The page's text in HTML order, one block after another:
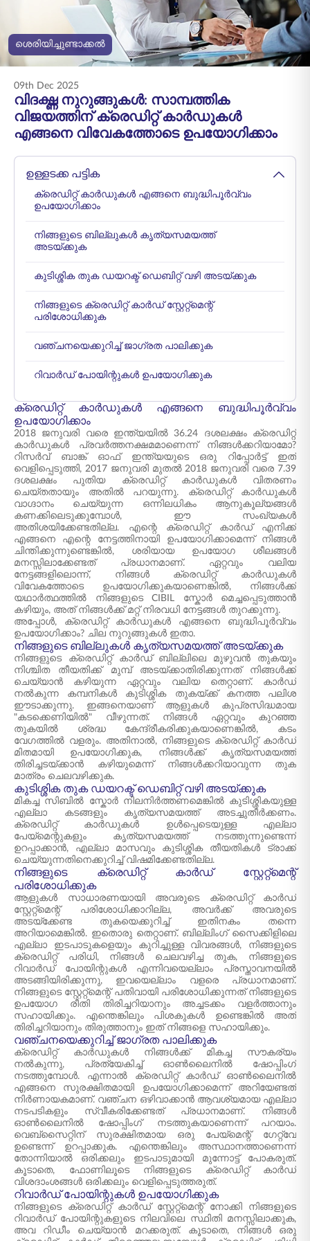
ഓൺലൈനായി
വാങ്ങുക
പ്രീമിയം അടയ്ക്കുക
ശെരിയിച്ചുണ്ടാക്കൽ
09th Dec 2025
വിദഗ്ദ്ധ നുറുങ്ങുകൾ: സാമ്പത്തിക
വിജയത്തിന് ക്രെഡിറ്റ് കാർഡുകൾ
എങ്ങനെ വിവേകത്തോടെ ഉപയോഗിക്കാം
ഉള്ളടക്ക പട്ടിക
ക്രെഡിറ്റ് കാർഡുകൾ എങ്ങനെ ബുദ്ധിപൂർവ്വം
ഉപയോഗിക്കാം
നിങ്ങളുടെ ബില്ലുകൾ കൃത്യസമയത്ത്
അടയ്ക്കുക
കുടിശ്ശിക തുക ഡയറക്ട് ഡെബിറ്റ് വഴി അടയ്ക്കുക
നിങ്ങളുടെ ക്രെഡിറ്റ് കാർഡ് സ്റ്റേറ്റ്മെന്റ്
പരിശോധിക്കുക
വഞ്ചനയെക്കുറിച്ച് ജാഗ്രത പാലിക്കുക
റിവാർഡ് പോയിന്റുകൾ ഉപയോഗിക്കുക
ക്രെഡിറ്റ് കാർഡുകൾ എങ്ങനെ ബുദ്ധിപൂർവ്വം
ഉപയോഗിക്കാം
2018 ജനുവരി വരെ ഇന്ത്യയിൽ 36.24 ദശലക്ഷം ക്രെഡിറ്റ്
കാർഡുകൾ പ്രവർത്തനക്ഷമമാണെന്ന് നിങ്ങൾക്കറിയാമോ?
റിസർവ് ബാങ്ക് ഓഫ് ഇന്ത്യയുടെ ഒരു റിപ്പോർട്ട് ഇത്
വെളിപ്പെടുത്തി, 2017 ജനുവരി മുതൽ 2018 ജനുവരി വരെ 7.39
ദശലക്ഷം പുതിയ ക്രെഡിറ്റ് കാർഡുകൾ വിതരണം
ചെയ്തതായും അതിൽ പറയുന്നു. ക്രെഡിറ്റ് കാർഡുകൾ
വാഗ്ദാനം ചെയ്യുന്ന ഒന്നിലധികം ആനുകൂല്യങ്ങൾ
കണക്കിലെടുക്കുമ്പോൾ, ഈ സംഖ്യകൾ
അതിശയിക്കേണ്ടതില്ല. എന്റെ ക്രെഡിറ്റ് കാർഡ് എനിക്ക്
എങ്ങനെ എന്റെ നേട്ടത്തിനായി ഉപയോഗിക്കാമെന്ന് നിങ്ങൾ
ചിന്തിക്കുന്നുണ്ടെങ്കിൽ, ശരിയായ ഉപയോഗ ശീലങ്ങൾ
മനസ്സിലാക്കേണ്ടത് പ്രധാനമാണ്. ഏറ്റവും വലിയ
നേട്ടങ്ങളിലൊന്ന്, നിങ്ങൾ ക്രെഡിറ്റ് കാർഡുകൾ
വിവേകത്തോടെ ഉപയോഗിക്കുകയാണെങ്കിൽ, നിങ്ങൾക്ക്
യഥാർത്ഥത്തിൽ നിങ്ങളുടെ CIBIL സ്കോർ മെച്ചപ്പെടുത്താൻ
കഴിയും, അത് നിങ്ങൾക്ക് മറ്റ് നിരവധി നേട്ടങ്ങൾ തുറക്കുന്നു.
അപ്പോൾ, ക്രെഡിറ്റ് കാർഡുകൾ എങ്ങനെ ബുദ്ധിപൂർവ്വം
ഉപയോഗിക്കാം? ചില നുറുങ്ങുകൾ ഇതാ.
നിങ്ങളുടെ ബില്ലുകൾ കൃത്യസമയത്ത് അടയ്ക്കുക
നിങ്ങളുടെ ക്രെഡിറ്റ് കാർഡ് ബില്ലിലെ മുഴുവൻ തുകയും
നിശ്ചിത തീയതിക്ക് മുമ്പ് അടയ്ക്കാതിരിക്കുന്നത് നിങ്ങൾക്ക്
ചെയ്യാൻ കഴിയുന്ന ഏറ്റവും വലിയ തെറ്റാണ്. കാർഡ്
നൽകുന്ന കമ്പനികൾ കുടിശ്ശിക തുകയ്ക്ക് കനത്ത പലിശ
ഈടാക്കുന്നു. ഇങ്ങനെയാണ് ആളുകൾ കുപ്രസിദ്ധമായ
"കടക്കെണിയിൽ" വീഴുന്നത്. നിങ്ങൾ ഏറ്റവും കുറഞ്ഞ
തുകയിൽ ശ്രദ്ധ കേന്ദ്രീകരിക്കുകയാണെങ്കിൽ, കടം
വേഗത്തിൽ വളരും. അതിനാൽ, നിങ്ങളുടെ ക്രെഡിറ്റ് കാർഡ്
മിതമായി ഉപയോഗിക്കുക, നിങ്ങൾക്ക് കൃത്യസമയത്ത്
തിരിച്ചടയ്ക്കാൻ കഴിയുമെന്ന് നിങ്ങൾക്കറിയാവുന്ന തുക
മാത്രം ചെലവഴിക്കുക.
കുടിശ്ശിക തുക ഡയറക്ട് ഡെബിറ്റ് വഴി അടയ്ക്കുക
മികച്ച സിബിൽ സ്കോർ നിലനിർത്തണമെങ്കിൽ കുടിശ്ശികയുള്ള
എല്ലാ കടങ്ങളും കൃത്യസമയത്ത് അടച്ചുതീർക്കണം.
ക്രെഡിറ്റ് കാർഡുകൾ ഉൾപ്പെടെയുള്ള എല്ലാ
പേയ്‌മെന്റുകളും കൃത്യസമയത്ത് നടത്തുന്നുണ്ടെന്ന്
ഉറപ്പാക്കാൻ, എല്ലാ മാസവും കുടിശ്ശിക തീയതികൾ ട്രാക്ക്
ചെയ്യുന്നതിനെക്കുറിച്ച് വിഷമിക്കേണ്ടതില്ല.
നിങ്ങളുടെ ക്രെഡിറ്റ് കാർഡ് സ്റ്റേറ്റ്മെന്റ്
പരിശോധിക്കുക
ആളുകൾ സാധാരണയായി അവരുടെ ക്രെഡിറ്റ് കാർഡ്
സ്റ്റേറ്റ്മെന്റ് പരിശോധിക്കാറില്ല, അവർക്ക് അവരുടെ
അടയ്‌ക്കേണ്ട തുകയെക്കുറിച്ച് ഇതിനകം തന്നെ
അറിയാമെങ്കിൽ. ഇതൊരു തെറ്റാണ്. ബില്ലിംഗ് സൈക്കിളിലെ
എല്ലാ ഇടപാടുകളെയും കുറിച്ചുള്ള വിവരങ്ങൾ, നിങ്ങളുടെ
ക്രെഡിറ്റ് പരിധി, നിങ്ങൾ ചെലവഴിച്ച തുക, നിങ്ങളുടെ
റിവാർഡ് പോയിന്റുകൾ എന്നിവയെല്ലാം പ്രസ്താവനയിൽ
അടങ്ങിയിരിക്കുന്നു, ഇവയെല്ലാം വളരെ പ്രധാനമാണ്.
നിങ്ങളുടെ സ്റ്റേറ്റ്മെന്റ് പതിവായി പരിശോധിക്കുന്നത് നിങ്ങളുടെ
ഉപയോഗ രീതി തിരിച്ചറിയാനും അച്ചടക്കം വളർത്താനും
സഹായിക്കും. എന്തെങ്കിലും പിശകുകൾ ഉണ്ടെങ്കിൽ അത്
തിരിച്ചറിയാനും തിരുത്താനും ഇത് നിങ്ങളെ സഹായിക്കും.
വഞ്ചനയെക്കുറിച്ച് ജാഗ്രത പാലിക്കുക
ക്രെഡിറ്റ് കാർഡുകൾ നിങ്ങൾക്ക് മികച്ച സൗകര്യം
നൽകുന്നു, പ്രത്യേകിച്ച് ഓൺലൈനിൽ ഷോപ്പിംഗ്
നടത്തുമ്പോൾ. എന്നാൽ ക്രെഡിറ്റ് കാർഡ് ഓൺലൈനിൽ
എങ്ങനെ സുരക്ഷിതമായി ഉപയോഗിക്കാമെന്ന് അറിയേണ്ടത്
നിർണായകമാണ്. വഞ്ചന ഒഴിവാക്കാൻ ആവശ്യമായ എല്ലാ
നടപടികളും സ്വീകരിക്കേണ്ടത് പ്രധാനമാണ്. നിങ്ങൾ
ഓൺലൈനിൽ ഷോപ്പിംഗ് നടത്തുകയാണെന്ന് പറയാം.
വെബ്‌സൈറ്റിന് സുരക്ഷിതമായ ഒരു പേയ്‌മെന്റ് ഗേറ്റ്‌വേ
ഉണ്ടെന്ന് ഉറപ്പാക്കുക. എന്തെങ്കിലും അസ്ഥാനത്താണെന്ന്
തോന്നിയാൽ ഒരിക്കലും ഇടപാടുമായി മുന്നോട്ട് പോകരുത്.
കൂടാതെ, ഫോണിലൂടെ നിങ്ങളുടെ ക്രെഡിറ്റ് കാർഡ്
വിശദാംശങ്ങൾ ഒരിക്കലും വെളിപ്പെടുത്തരുത്.
റിവാർഡ് പോയിന്റുകൾ ഉപയോഗിക്കുക
നിങ്ങളുടെ ക്രെഡിറ്റ് കാർഡ് സ്റ്റേറ്റ്മെന്റ് നോക്കി നിങ്ങളുടെ
റിവാർഡ് പോയിന്റുകളുടെ നിലവിലെ സ്ഥിതി മനസ്സിലാക്കുക,
അവ റിഡീം ചെയ്യാൻ മറക്കരുത്. കൂടാതെ, നിങ്ങൾ ഒരു